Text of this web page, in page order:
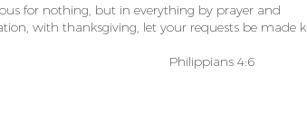
for nothing, but in everything by prayer and
with thanksgiving, let your requests be made
4:6